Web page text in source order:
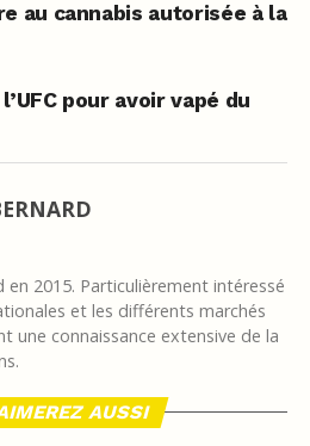
au cannabis autorisée à la
pour avoir vapé du
en 2015. Particulièrement intéressé
et les différents marchés
une connaissance extensive de la
AUSSI